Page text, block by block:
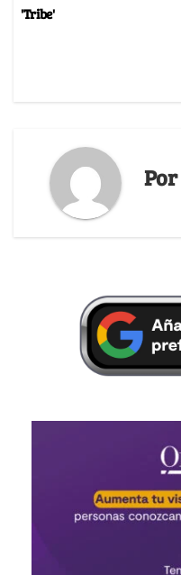
'Tribe'
Por